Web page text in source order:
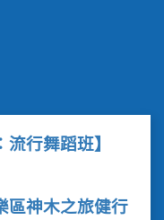
行舞蹈班】
區神木之旅健行